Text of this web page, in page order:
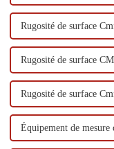
Rugosité de surface
Rugosité de surface
Rugosité de surface
Équipement de